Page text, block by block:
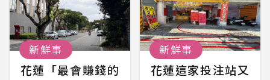
新鮮事
花蓮「最會賺錢的
新鮮事
花蓮這家投注站又